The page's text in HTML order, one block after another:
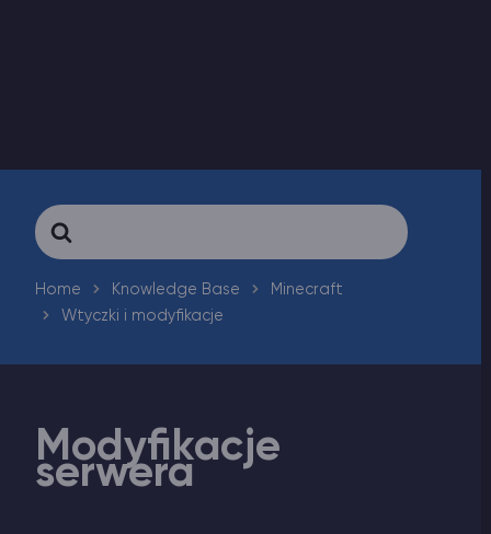
Search
For
Home Knowledge Base
Minecraft
Wtyczki i modyfikacje
Modyfikacje
serwera